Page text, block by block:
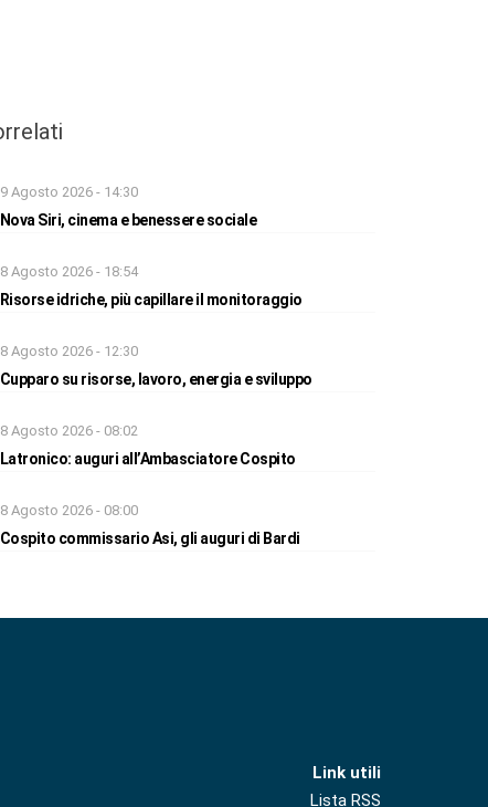
9 Agosto 2026 - 14:30
Nova Siri, cinema e benessere sociale
8 Agosto 2026 - 18:54
Risorse idriche, più capillare il monitoraggio
8 Agosto 2026 - 12:30
Cupparo su risorse, lavoro, energia e sviluppo
8 Agosto 2026 - 08:02
Latronico: auguri all’Ambasciatore Cospito
8 Agosto 2026 - 08:00
Cospito commissario Asi, gli auguri di Bardi
Link utili
Lista RSS